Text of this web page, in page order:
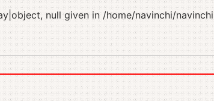
null given in/home/navinchi/